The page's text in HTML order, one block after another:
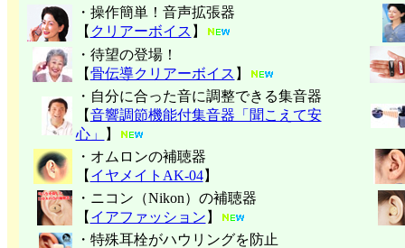
・操作簡単！音声拡張器
【 クリアーボイス 】
・待望の登場！
【骨伝導クリアーボイス 】
・自分に合った音に調整できる集音器
【音響調節機能付集音器「聞こえて安
心」
】
・オムロンの補聴器
【 イヤメイトAK-04】
・ニコン（Nikon）の補聴器
【 イアファッション 】
・特殊耳栓がハウリングを防止